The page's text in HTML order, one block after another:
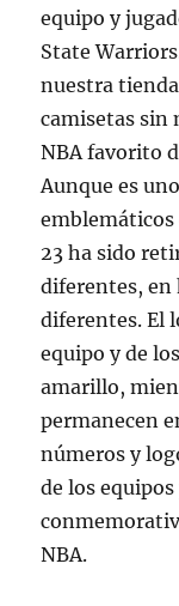
equipo y
State
nuestra
camisetas sin
NBA favorito
Aunque es
23 ha sido
diferentes, en
diferentes. El
equipo y de
amarillo,
permanecen
números y
de los
NBA.